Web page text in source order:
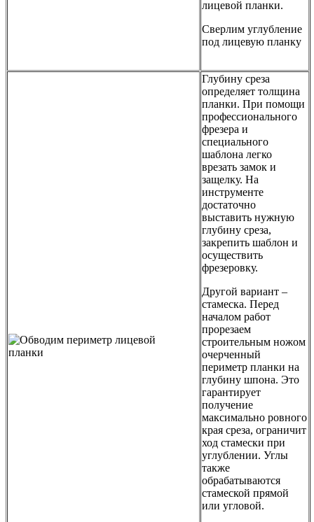
лицевой планки.
Сверлим углубление
под лицевую планку
Глубину среза
определяет толщина
планки. При помощи
профессионального
фрезера и
специального
шаблона легко
врезать замок и
защелку. На
инструменте
достаточно
выставить нужную
глубину среза,
закрепить шаблон и
осуществить
фрезеровку.
Другой вариант –
стамеска. Перед
началом работ
прорезаем
строительным ножом
очерченный
периметр планки на
глубину шпона. Это
гарантирует
получение
максимально ровного
края среза, ограничит
ход стамески при
углублении. Углы
также
обрабатываются
стамеской прямой
или угловой.